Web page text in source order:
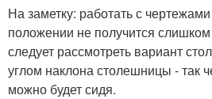
На заметку: работать с
положении не получится
следует рассмотреть вариант
углом наклона столешницы - так
можно будет сидя.